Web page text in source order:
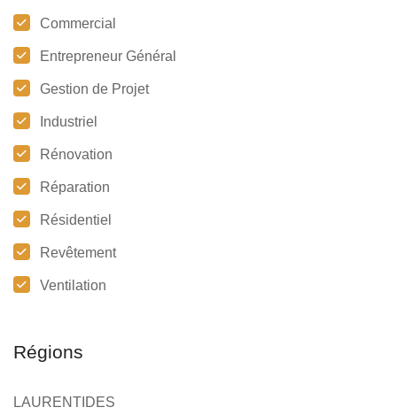
Commercial
Entrepreneur Général
Gestion de Projet
Industriel
Rénovation
Réparation
Résidentiel
Revêtement
Ventilation
Régions
LAURENTIDES